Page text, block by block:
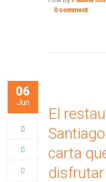
0 comment
06
Jun
El
carta
disfrutar